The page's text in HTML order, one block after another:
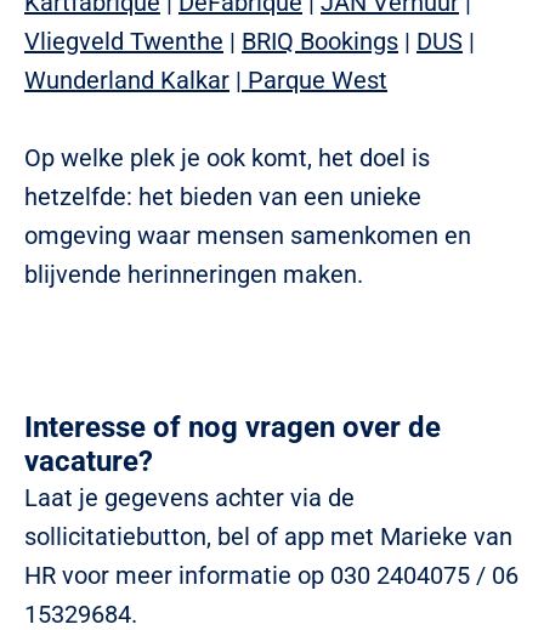
Vliegveld Twenthe | BRIQ Bookings | DUS |
Wunderland Kalkar | Parque West
Op welke plek je ook komt, het doel is
hetzelfde: het bieden van een unieke
omgeving waar mensen samenkomen en
blijvende herinneringen maken.
Interesse of nog vragen over de
vacature?
Laat je gegevens achter via de
sollicitatiebutton, bel of app met Marieke van
HR voor meer informatie op 030 2404075 / 06
15329684.